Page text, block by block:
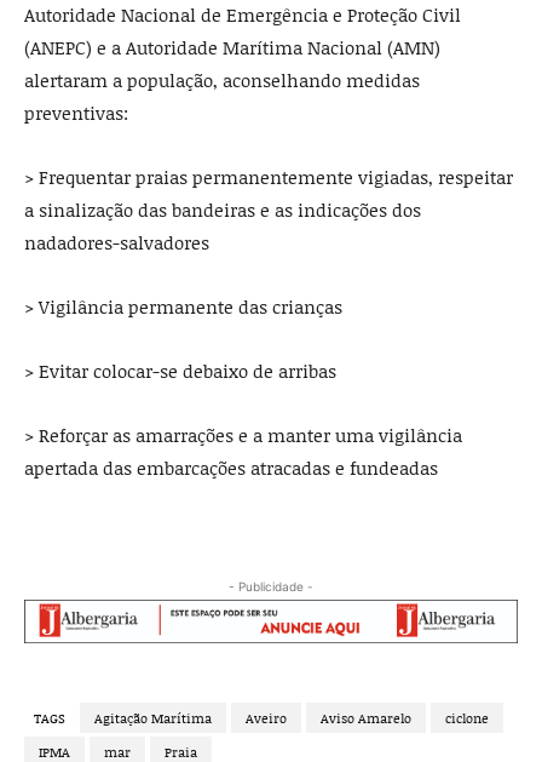
Autoridade Nacional de Emergência e Proteção Civil
(ANEPC) e a Autoridade Marítima Nacional (AMN)
alertaram a população, aconselhando medidas
preventivas:
> Frequentar praias permanentemente vigiadas, respeitar
a sinalização das bandeiras e as indicações dos
nadadores-salvadores
> Vigilância permanente das crianças
> Evitar colocar-se debaixo de arribas
> Reforçar as amarrações e a manter uma vigilância
apertada das embarcações atracadas e fundeadas
- Publicidade -
TAGS Agitação Marítima Aveiro Aviso Amarelo
ciclone
IPMA
mar Praia